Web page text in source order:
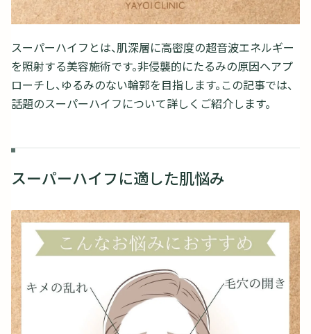
スーパーハイフとは、肌深層に高密度の超音波エネルギー
を照射する美容施術です。非侵襲的にたるみの原因へアプ
ローチし、ゆるみのない輪郭を目指します。この記事では、
話題のスーパーハイフについて詳しくご紹介します。
スーパーハイフに適した肌悩み